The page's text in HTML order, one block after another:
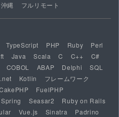
沖縄 フルリモート
TypeScript PHP Ruby
Perl
Java Scala C C++
C#
COBOL ABAP Delphi
SQL
.net Kotlin
フレームワーク
FuelPHP
Spring Seasar2
Ruby on Rails
Vue.js Sinatra
Padrino